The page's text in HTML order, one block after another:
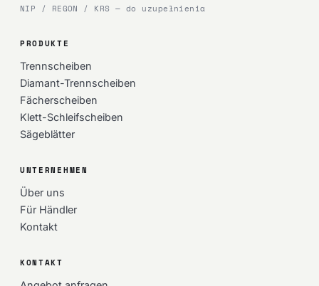
NIP / REGON / KRS — do uzupełnienia
PRODUKTE
Trennscheiben
Diamant-Trennscheiben
Fächerscheiben
Klett-Schleifscheiben
Sägeblätter
UNTERNEHMEN
Über uns
Für Händler
Kontakt
KONTAKT